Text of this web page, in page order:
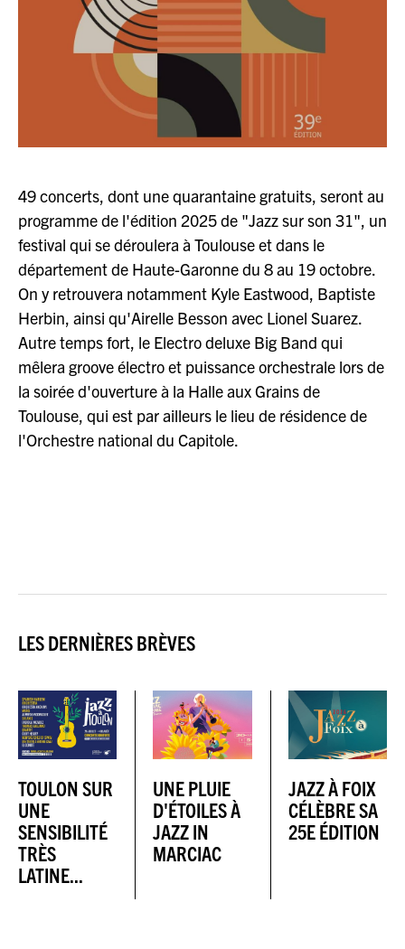
49 concerts, dont une quarantaine gratuits, seront au
programme de l'édition 2025 de "Jazz sur son 31", un
festival qui se déroulera à Toulouse et dans le
département de Haute-Garonne du 8 au 19 octobre.
On y retrouvera notamment Kyle Eastwood, Baptiste
Herbin, ainsi qu'Airelle Besson avec Lionel Suarez.
Autre temps fort, le Electro deluxe Big Band qui
mêlera groove électro et puissance orchestrale lors de
la soirée d'ouverture à la Halle aux Grains de
Toulouse, qui est par ailleurs le lieu de résidence de
l'Orchestre national du Capitole.
LES DERNIÈRES BRÈVES
TOULON SUR
UNE
SENSIBILITÉ
TRÈS
LATINE...
UNE PLUIE
D'ÉTOILES À
JAZZ IN
MARCIAC
JAZZ À FOIX
CÉLÈBRE SA
25E ÉDITION